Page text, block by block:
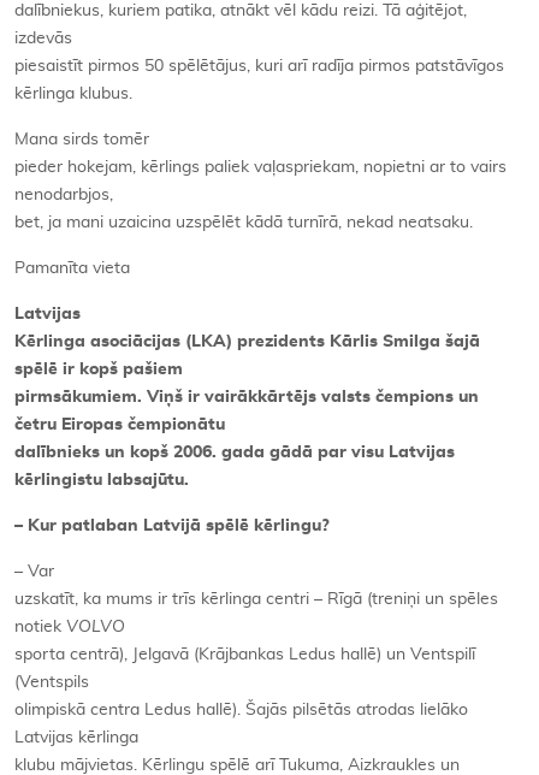
dalībniekus, kuriem patika, atnākt vēl kādu reizi. Tā aģitējot,
izdevās
piesaistīt pirmos 50 spēlētājus, kuri arī radīja pirmos patstāvīgos
kērlinga klubus.
Mana sirds tomēr
pieder hokejam, kērlings paliek vaļaspriekam, nopietni ar to vairs
nenodarbjos,
bet, ja mani uzaicina uzspēlēt kādā turnīrā, nekad neatsaku.
Pamanīta vieta
Latvijas
Kērlinga asociācijas (LKA) prezidents Kārlis Smilga šajā
spēlē ir kopš pašiem
pirmsākumiem. Viņš ir vairākkārtējs valsts čempions un
četru Eiropas čempionātu
dalībnieks un kopš 2006. gada gādā par visu Latvijas
kērlingistu labsajūtu.
– Kur patlaban Latvijā spēlē kērlingu?
– Var
uzskatīt, ka mums ir trīs kērlinga centri – Rīgā (treniņi un spēles
notiek VOLVO
sporta centrā), Jelgavā (Krājbankas Ledus hallē) un Ventspilī
(Ventspils
olimpiskā centra Ledus hallē). Šajās pilsētās atrodas lielāko
Latvijas kērlinga
klubu mājvietas. Kērlingu spēlē arī Tukuma, Aizkraukles un